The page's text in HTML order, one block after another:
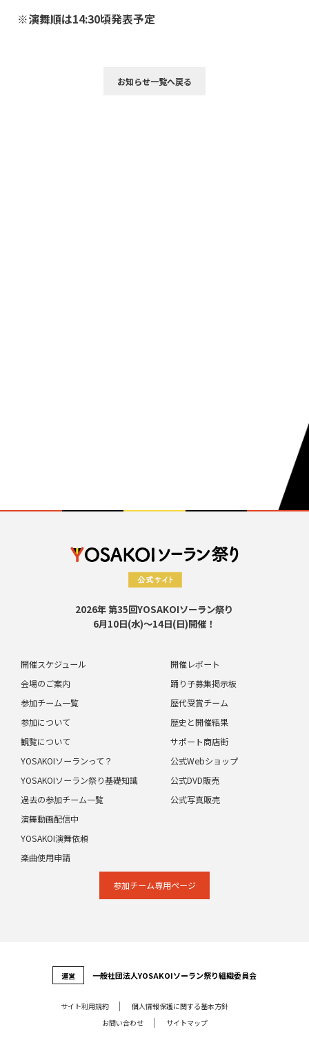
※演舞順は14:30頃発表予定
お知らせ一覧へ戻る
2026年 第35回YOSAKOIソーラン祭り
6月10日(水)～14日(日)開催！
開催スケジュール
会場のご案内
参加チーム一覧
参加について
観覧について
開催レポート
踊り子募集掲示板
歴代受賞チーム
歴史と開催結果
サポート商店街
YOSAKOIソーランって？
YOSAKOIソーラン祭り基礎知識
過去の参加チーム一覧
演舞動画配信中
公式Webショップ
公式DVD販売
公式写真販売
YOSAKOI演舞依頼
楽曲使用申請
参加チーム専⽤ページ
運営 ⼀般社団法⼈YOSAKOIソーラン祭り組織委員会
サイト利⽤規約
個⼈情報保護に関する基本⽅針
お問い合わせ
サイトマップ